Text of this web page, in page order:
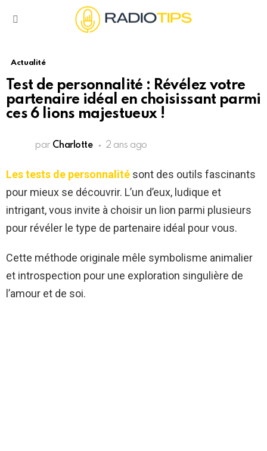
Actualité
Test de personnalité : Révélez votre
partenaire idéal en choisissant parmi
ces 6 lions majestueux !
par Charlotte 2 ans ago
Les tests de personnalité sont des outils fascinants
pour mieux se découvrir. L’un d’eux, ludique et
intrigant, vous invite à choisir un lion parmi plusieurs
pour révéler le type de partenaire idéal pour vous.
Cette méthode originale mêle symbolisme animalier
et introspection pour une exploration singulière de
l’amour et de soi.